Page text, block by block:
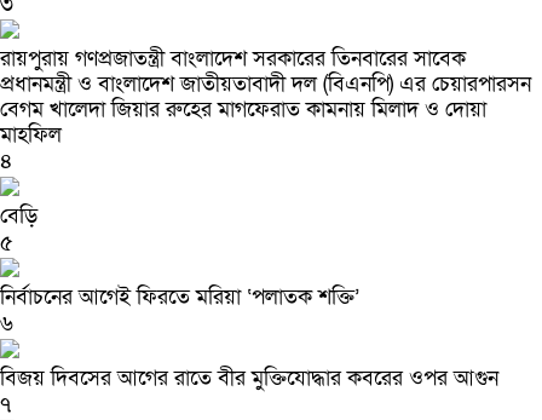
রায়পুরায় গণপ্রজাতন্ত্রী বাংলাদেশ সরকারের তিনবারের সাবেক
প্রধানমন্ত্রী ও বাংলাদেশ জাতীয়তাবাদী দল (বিএনপি) এর চেয়ারপারসন
বেগম খালেদা জিয়ার রুহের মাগফেরাত কামনায় মিলাদ ও দোয়া
মাহফিল
৪
বেড়ি
৫
নির্বাচনের আগেই ফিরতে মরিয়া ‘পলাতক শক্তি’
৬
বিজয় দিবসের আগের রাতে বীর মুক্তিযোদ্ধার কবরের ওপর আগুন
৭